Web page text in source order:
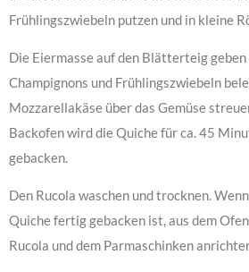
Frühlingszwiebeln putzen und in kleine
Die Eiermasse auf den Blätterteig geben
Champignons und Frühlingszwiebeln
Mozzarellakäse über das Gemüse
Backofen wird die Quiche für ca. 45
gebacken.
Den Rucola waschen und trocknen.
Quiche fertig gebacken ist, aus dem
Rucola und dem Parmaschinken